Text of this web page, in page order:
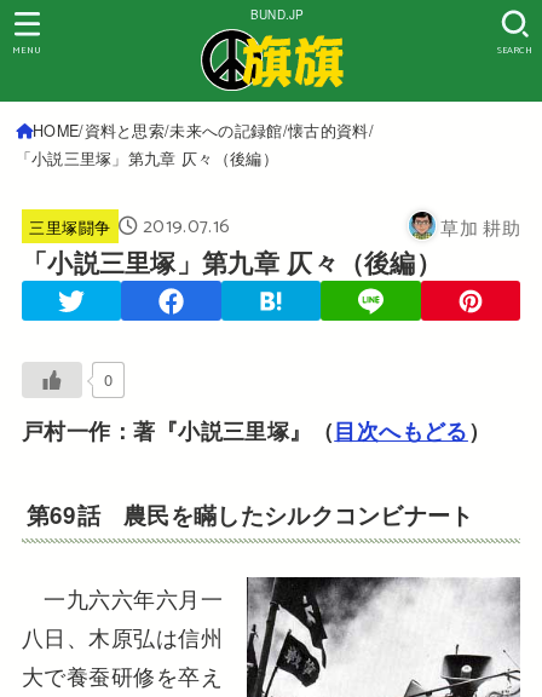
BUND.JP
SEARCH
MENU
HOME 資料と思索 未来への記録館 懐古的資料
「小説三里塚」第九章 仄々（後編）
三里塚闘争 2019.07.16 草加 耕助
「小説三里塚」第九章 仄々（後編）
0
戸村一作：著『小説三里塚』（目次へもどる）
第69話 農民を瞞したシルクコンビナート
一九六六年六月一
八日、木原弘は信州
大で養蚕研修を卒え